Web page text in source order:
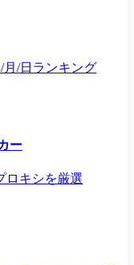
/日ランキング
ー
ロキシを厳選